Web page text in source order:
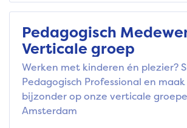
Pedagogisch
Verticale groep
Werken met kinderen én plezier?
Pedagogisch Professional en
bijzonder op onze verticale
Amsterdam